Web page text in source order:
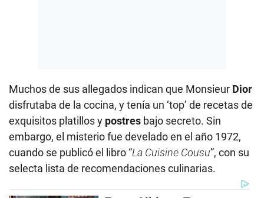
Muchos de sus allegados indican que Monsieur Dior
disfrutaba de la cocina, y tenía un ‘top’ de recetas de
exquisitos platillos y postres bajo secreto. Sin
embargo, el misterio fue develado en el año 1972,
cuando se publicó el libro “La Cuisine Cousu”, con su
selecta lista de recomendaciones culinarias.